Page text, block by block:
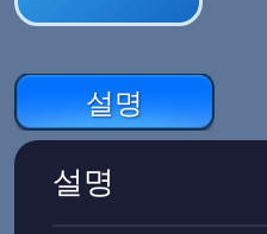
설명
설명